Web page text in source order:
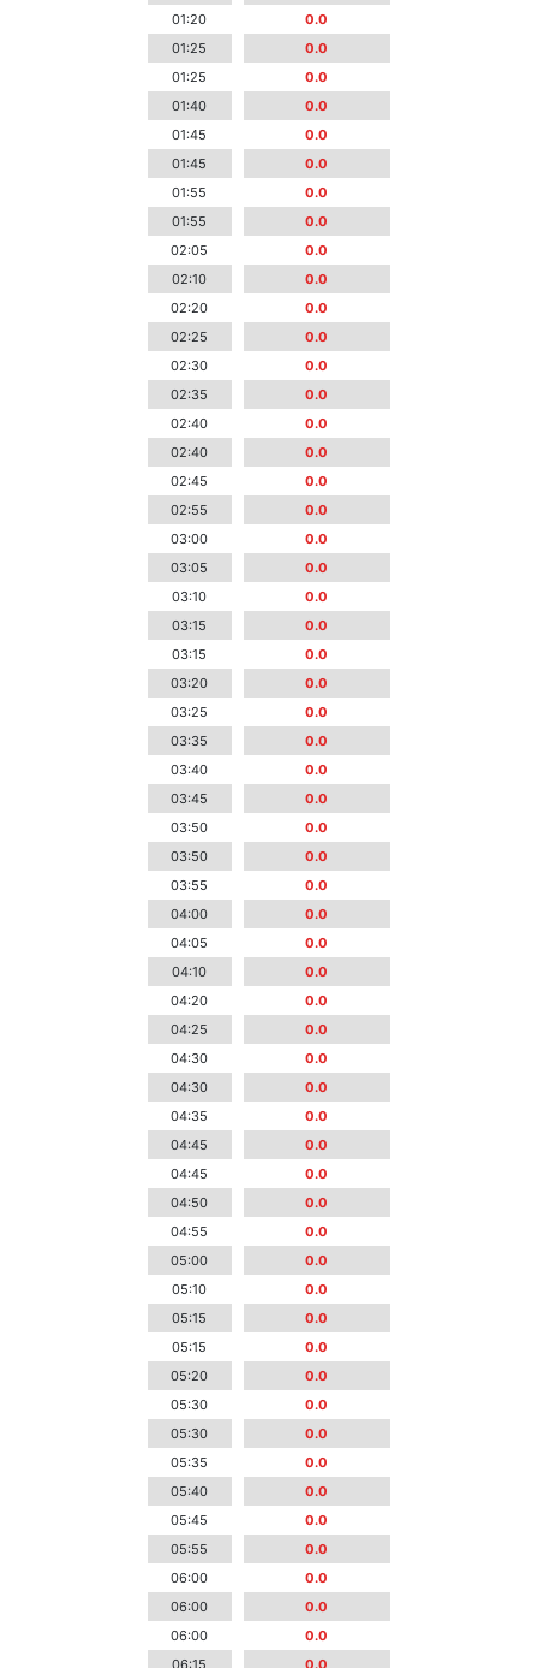
01:20
0.0
01:25
0.0
01:25
0.0
01:40
0.0
01:45
0.0
01:45
0.0
01:55
0.0
01:55
0.0
02:05
0.0
02:10
0.0
02:20
0.0
02:25
0.0
02:30
0.0
02:35
0.0
02:40
0.0
02:40
0.0
02:45
0.0
02:55
0.0
03:00
0.0
03:05
0.0
03:10
0.0
03:15
0.0
03:15
0.0
03:20
0.0
03:25
0.0
03:35
0.0
03:40
0.0
03:45
0.0
03:50
0.0
03:50
0.0
03:55
0.0
04:00
0.0
04:05
0.0
04:10
0.0
04:20
0.0
04:25
0.0
04:30
0.0
04:30
0.0
04:35
0.0
04:45
0.0
04:45
0.0
04:50
0.0
04:55
0.0
05:00
0.0
05:10
0.0
05:15
0.0
05:15
0.0
05:20
0.0
05:30
0.0
05:30
0.0
05:35
0.0
05:40
0.0
05:45
0.0
05:55
0.0
06:00
0.0
06:00
0.0
06:00
0.0
06:15
0.0